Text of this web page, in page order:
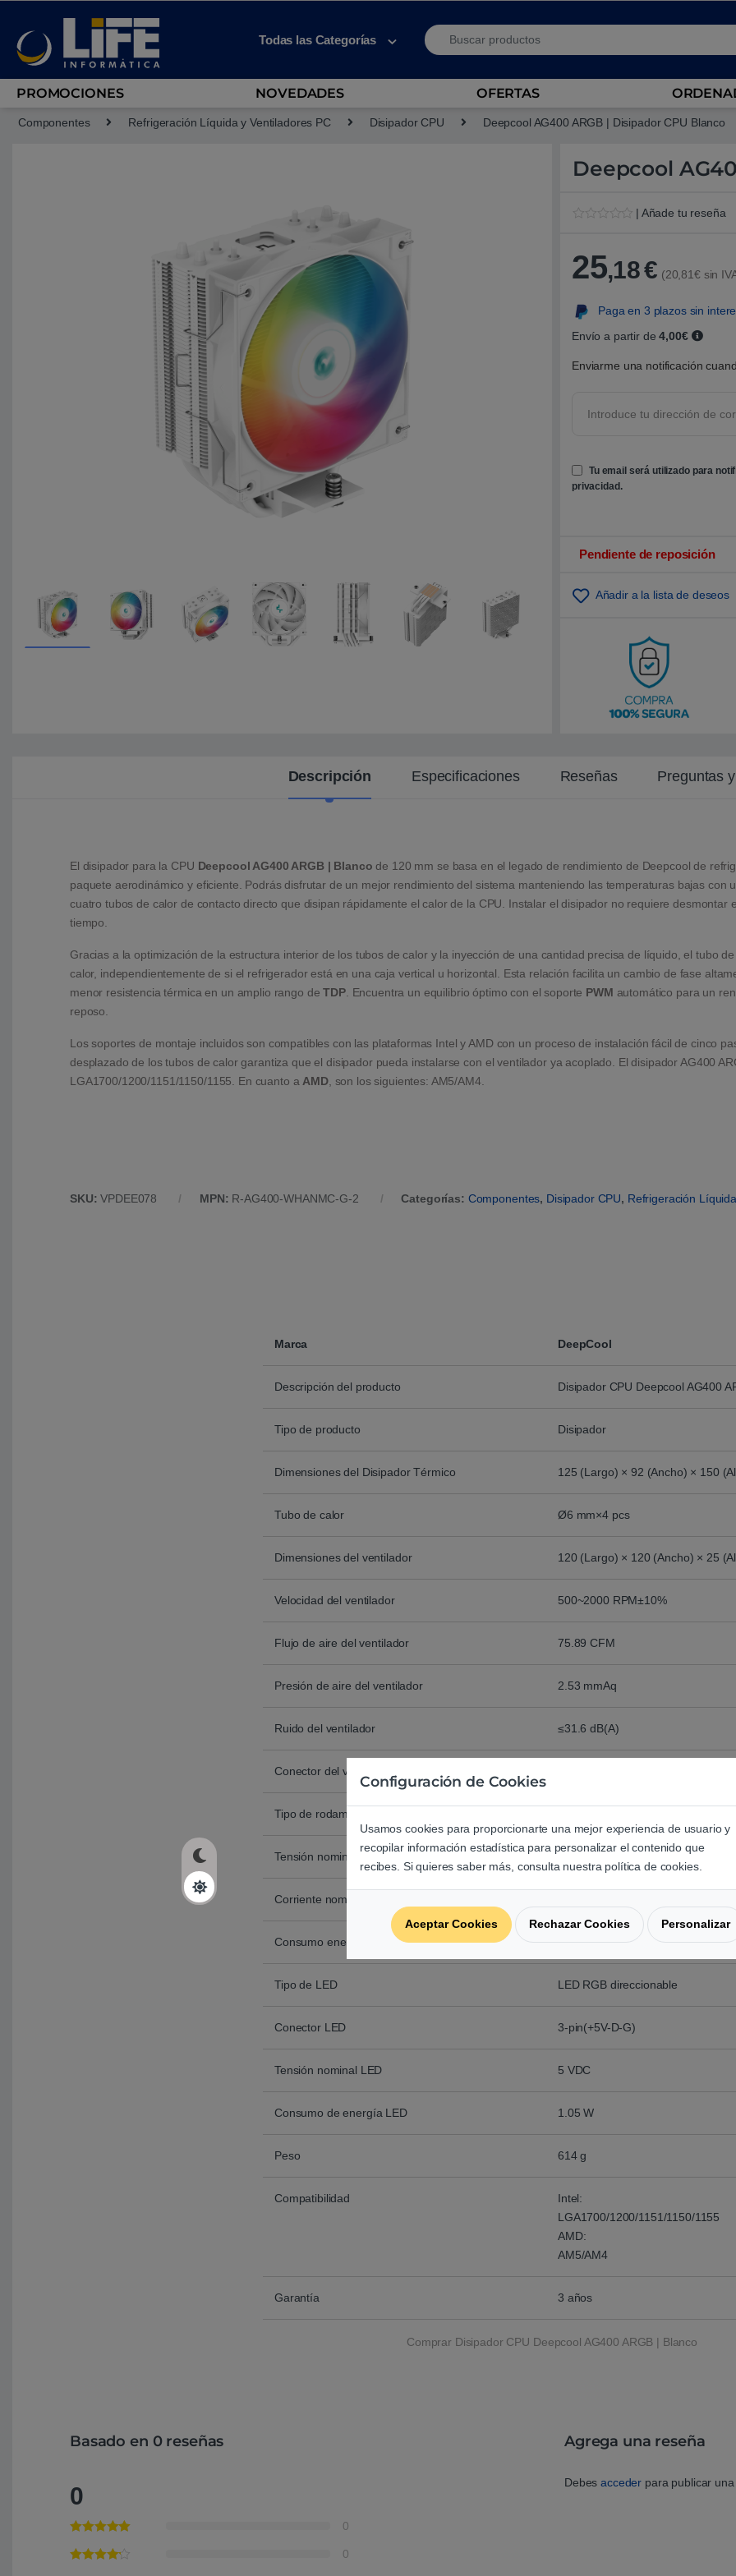
Todas las Categorías
Search for:
PROMOCIONES NOVEDADES OFERTAS
Componentes Refrigeración Líquida y Ventiladores PC Disipador CPU Deepcool AG400 ARGB | Disipador CPU Blanco
Deepcool
o
r
o
.
s
a
d
o
a
c
| Añade tu reseña
25,18€ (20,81€ sin
Paga en 3 plazos sin
Envío a partir de4,00€
Enviarme una notificación
Tu email será utilizado para
privacidad.
Pendiente de reposición
Añadir a la lista de deseos
Descripción Especificaciones Reseñas Preguntas
El disipador para la CPU Deepcool AG400 ARGB | Blanco de 120 mm se basa en el legado de rendimiento de Deepcool de
paquete aerodinámico y eficiente. Podrás disfrutar de un mejor rendimiento del sistema manteniendo las temperaturas bajas con
cuatro tubos de calor de contacto directo que disipan rápidamente el calor de la CPU. Instalar el disipador no requiere
tiempo.
Gracias a la optimización de la estructura interior de los tubos de calor y la inyección de una cantidad precisa de líquido, el tubo
calor, independientemente de si el refrigerador está en una caja vertical u horizontal. Esta relación facilita un cambio de fase
menor resistencia térmica en un amplio rango deTDP. Encuentra un equilibrio óptimo con el soporte PWM automático para un
reposo.
Los soportes de montaje incluidos son compatibles con las plataformas Intel y AMD con un proceso de instalación fácil de cinco
desplazado de los tubos de calor garantiza que el disipador pueda instalarse con el ventilador ya acoplado. El disipador AG400
LGA1700/1200/1151/1150/1155. En cuanto aAMD, son los siguientes: AM5/AM4.
SKU:VPDEE078 MPN: R-AG400-WHANMC-G-2 Categorías: Componentes, Disipador CPU, Refrigeración
Marca DeepCool
Descripción del producto Disipador CPU Deepcool AG400
Tipo de producto Disipador
Dimensiones del Disipador Térmico 125 (Largo) × 92 (Ancho) × 150
Tubo de calor Ø6 mm×4 pcs
Dimensiones del ventilador 120 (Largo) × 120 (Ancho) × 25
Velocidad del ventilador 500~2000 RPM±10%
Flujo de aire del ventilador 75.89 CFM
Presión de aire del ventilador 2.53 mmAq
Ruido del ventilador ≤31.6 dB(A)
Conector del ventilador
Tipo de rodamiento
Tensión nominal del ventilador
Corriente nominal del ventilador
Consumo energético del ventilador 3.36 W
Tipo de LED LED RGB direccionable
Conector LED 3-pin(+5V-D-G)
Tensión nominal LED 5 VDC
Consumo de energía LED 1.05 W
Peso 614 g
Compatibilidad
Intel:
LGA1700/1200/1151/1150/1155
AMD:
AM5/AM4
Garantía 3 años
Comprar Disipador CPU Deepcool AG400 ARGB | Blanco
Basado en 0 reseñas
0
0
0
Agrega una reseña
Debesacceder para publicar
Configuración de Cookies
Usamos cookies para proporcionarte una mejor experiencia de usuario y
recopilar información estadística para personalizar el contenido que
recibes. Si quieres saber más, consulta nuestra política de cookies.
Aceptar Cookies Rechazar Cookies Personalizar